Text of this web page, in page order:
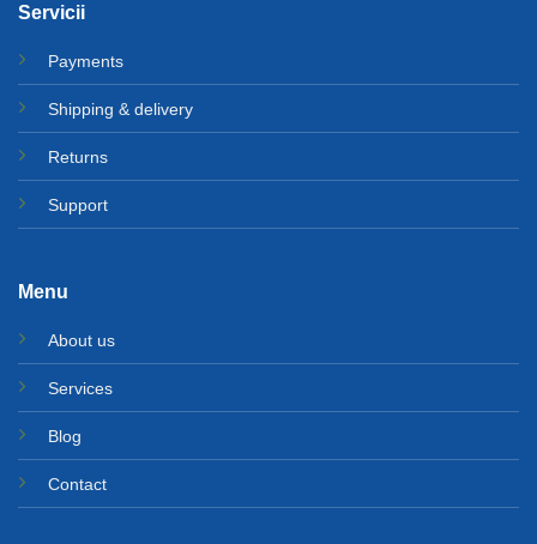
Servicii
Payments
Shipping & delivery
Returns
Support
Menu
About us
Services
Blog
Contact